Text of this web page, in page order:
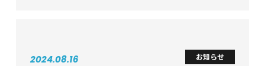
2024.08.16 お知らせ